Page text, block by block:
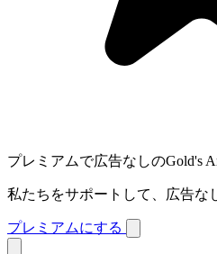
プレミアムで広告なしのGold's
私たちをサポートして、広告な
プレミアムにする